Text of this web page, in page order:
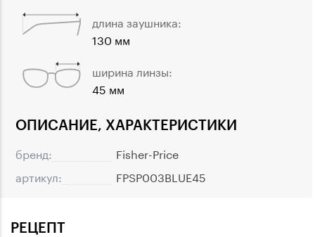
ОПИСАНИЕ, ХАРАКТЕРИСТИКИ
бренд:
Fisher-Price
артикул:
FPSP003BLUE45
длина заушника:
130 мм
ширина линзы:
45 мм
РЕЦЕПТ